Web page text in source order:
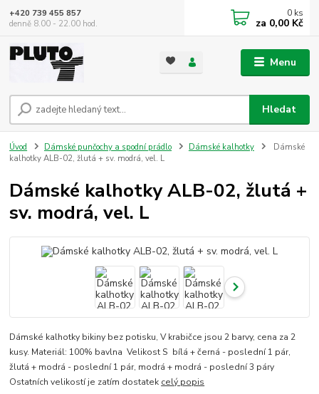
Menu
Hledat
+420 739 455 857
denně 8.00 - 22.00 hod.
0 ks
za 0,00 Kč
Úvod Dámské punčochy a spodní prádlo Dámské kalhotky
Dámské
kalhotky ALB-02, žlutá + sv. modrá, vel. L
Dámské kalhotky ALB-02, žlutá +
sv. modrá, vel. L
Dámské kalhotky bikiny bez potisku, V krabičce jsou 2 barvy, cena za 2
kusy. Materiál: 100% bavlna Velikost S bílá + černá - poslední 1 pár,
žlutá + modrá - poslední 1 pár, modrá + modrá - poslední 3 páry
Ostatních velikostí je zatím dostatek celý popis